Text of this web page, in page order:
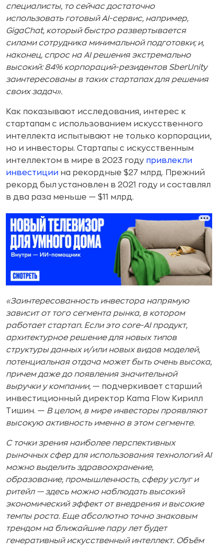
специалисты, то сейчас достаточно
использовать готовый AI-сервис, например,
GigaChat, который быстро развертывается
силами сотрудника минимальной подготовки; и,
наконец, спрос на AI решения экстремально
высокий: 84% корпораций-резидентов SberUnity
заинтересованы в таких стартапах для решения
своих задач».
Как показывают исследования, интерес к
стартапам с использованием искусственного
интеллекта испытывают не только корпорации,
но и инвесторы. Стартапы с искусственным
интеллектом в мире в 2023 году привлекли
инвестиции на рекордные $27 млрд. Прежний
рекорд был установлен в 2021 году и составлял
в два раза меньше — $11 млрд.
«Заинтересованность инвестора напрямую
зависит от того сегмента рынка, в котором
работает стартап. Если это core-AI продукт,
архитектурное решение для новых типов
структуры данных и/или новых видов моделей,
потенциальная отдача может быть очень высока,
причем даже до появления значительной
выручки у компании, — подчеркивает старший
инвестиционный директор Kama Flow Кирилл
Тишин. — В целом, в мире инвесторы проявляют
высокую активность именно в этом сегменте.
С точки зрения наиболее перспективных
рыночных сфер для использования технологий AI
можно выделить здравоохранение,
образование, промышленность, сферу услуг и
ритейл — здесь можно наблюдать высокий
экономический эффект от внедрения и высокие
темпы роста. Еще абсолютно точно знаковым
трендом на ближайшие пару лет будет
генеративный искусственный интеллект. Объём